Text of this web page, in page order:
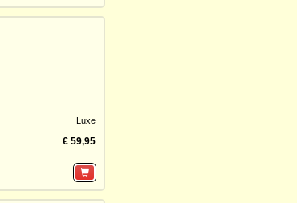
Luxe
€ 59,95